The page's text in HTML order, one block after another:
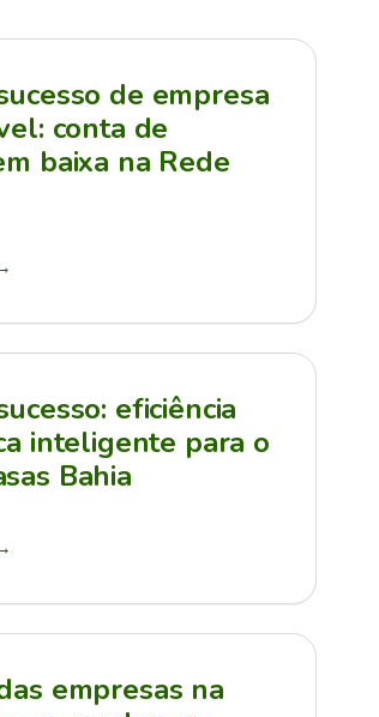
de empresa
conta de
baixa na Rede
eficiência
inteligente para o
Bahia
empresas na